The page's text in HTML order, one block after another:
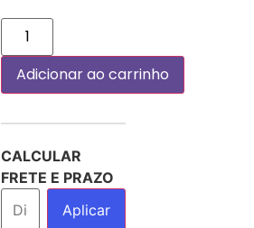
Adicionar ao carrinho
CALCULAR
FRETE E PRAZO
Aplicar